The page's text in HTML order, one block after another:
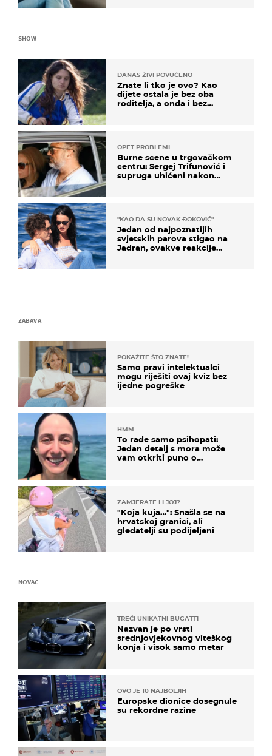
SHOW
DANAS ŽIVI POVUČENO
Znate li tko je ovo? Kao
dijete ostala je bez oba
roditelja, a onda i bez
OPET PROBLEMI
Burne scene u trgovačkom
centru: Sergej Trifunović i
supruga uhićeni nakon
"KAO DA SU NOVAK ĐOKOVIĆ"
Jedan od najpoznatijih
svjetskih parova stigao na
Jadran, ovakve reakcije
ZABAVA
POKAŽITE ŠTO ZNATE!
Samo pravi intelektualci
mogu riješiti ovaj kviz bez
ijedne pogreške
HMM…
To rade samo psihopati:
Jedan detalj s mora može
vam otkriti puno o
ZAMJERATE LI JOJ?
"Koja kuja…": Snašla se na
hrvatskoj granici, ali
gledatelji su podijeljeni
NOVAC
TREĆI UNIKATNI BUGATTI
Nazvan je po vrsti
srednjovjekovnog viteškog
konja i visok samo metar
OVO JE 10 NAJBOLJIH
Europske dionice dosegnule
su rekordne razine